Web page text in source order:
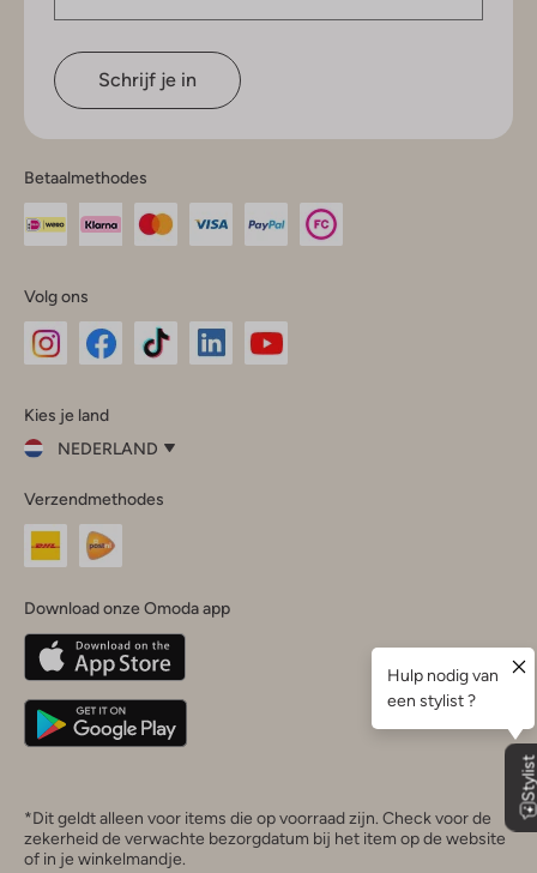
Schrijf je in
Betaalmethodes
Volg ons
InstagramFacebook
Kies je land
NEDERLAND
je
land
Nederland
Belgique(Français)
Deutschland
Verzendmethodes
Download onze Omoda app
*Dit geldt alleen voor items die op voorraad zijn. Check voor de
zekerheid de verwachte bezorgdatum bij het item op de website
of in je winkelmandje.